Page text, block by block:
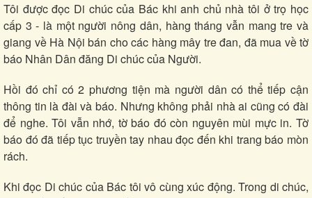
Tôi được đọc Di chúc của Bác khi anh chủ nhà tôi ở trọ học
cấp 3 - là một người nông dân, hàng tháng vẫn mang tre và
giang về Hà Nội bán cho các hàng mây tre đan, đã mua về tờ
báo Nhân Dân đăng Di chúc của Người.
Hồi đó chỉ có 2 phương tiện mà người dân có thể tiếp cận
thông tin là đài và báo. Nhưng không phải nhà ai cũng có đài
để nghe. Tôi vẫn nhớ, tờ báo đó còn nguyên mùi mực in. Tờ
báo đó đã tiếp tục truyền tay nhau đọc đến khi trang báo mòn
rách.
Khi đọc Di chúc của Bác tôi vô cùng xúc động. Trong di chúc,